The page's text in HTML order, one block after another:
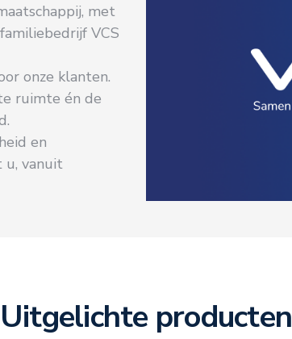
met
VCS
onze klanten.
ruimte én de
en
u, vanuit
Uitgelichte producten